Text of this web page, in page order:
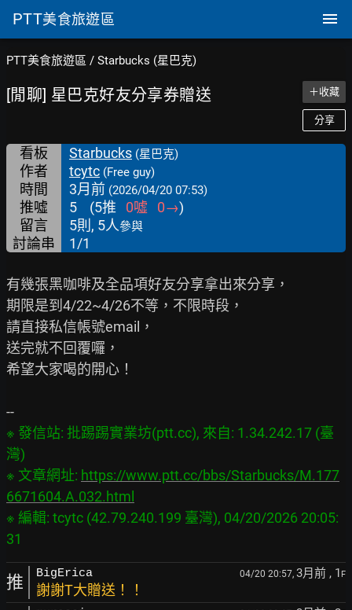
PTT美食旅遊區
PTT美食旅遊區 / Starbucks (星巴克)
[閒聊] 星巴克好友分享券贈送 ＋收藏
分享
看板 Starbucks (星巴克)
作者 tcytc (Free guy)
時間 3月前 (2026/04/20 07:53)
推噓 5 (5推 0噓 0→)
留言
5則, 5人參與
討論串 1/1
有幾張黑咖啡及全品項好友分享拿出來分享，
期限是到4/22~4/26不等，不限時段，
請直接私信帳號email，
送完就不回覆囉，
希望大家喝的開心！
※ 發信站: 批踢踢實業坊(ptt.cc), 來自: 1.34.242.17 (臺
灣)
※ 文章網址: https://www.ptt.cc/bbs/Starbucks/M.177
6671604.A.032.html
※ 編輯: tcytc (42.79.240.199 臺灣), 04/20/2026 20:05:
推 BigErica 04/20 20:57, 3月前 , 1 F
謝謝T大贈送！！